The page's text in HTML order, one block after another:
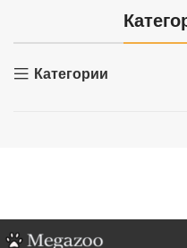
Категории